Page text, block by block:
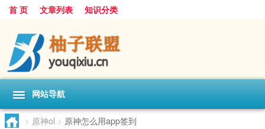
首 页 文章列表 知识分类
网站导航
> 原神ol > 原神怎么用app签到